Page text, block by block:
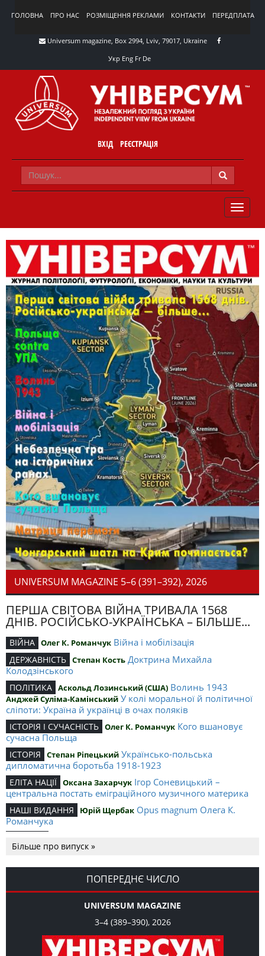
ГОЛОВНА ПРО НАС РОЗМІЩЕННЯ РЕКЛАМИ КОНТАКТИ ПЕРЕДПЛАТА
Universum magazine, Box 2994, Lviv, 79017, Ukraine
Укр Eng FrDe
ВХІД РЕЄСТРАЦІЯ
TOGGLE
UNIVERSUM MAGAZINE 5–6 (391–392), 2026
ПЕРША СВІТОВА ВІЙНА ТРИВАЛА 1568
ДНІВ. РОСІЙСЬКО-УКРАЇНСЬКА – БІЛЬШЕ...
ВІЙНА Олег К. Романчук Війна і мобілізація
ДЕРЖАВНІСТЬ Степан Кость Доктрина Михайла
Колодзінського
ПОЛІТИКА Аскольд Лозинський (США) Волинь 1943
Анджей Суліма-Камінський У колі моральної й політичної
сліпоти: Україна й українці в очах поляків
ІСТОРІЯ І СУЧАСНІСТЬ Олег К. Романчук Кого вшановує
сучасна Польща
ІСТОРІЯ Степан Ріпецький Українсько-польська
дипломатична боротьба 1918-1923
ЕЛІТА НАЦІЇ Оксана Захарчук Ігор Соневицький –
центральна постать еміграційного музичного материка
НАШІ ВИДАННЯ Юрій Щербак Opus magnum Олега К.
Романчука
Романчука
СЛОВО РЕДАКЦІЙНЕ Олег К. Романчук Журавель і синиця
як уособлення української політстратегії й тактики
Більше про випуск »
ПОПЕРЕДНЄ ЧИСЛО
UNIVERSUM MAGAZINE
3–4 (389–390), 2026